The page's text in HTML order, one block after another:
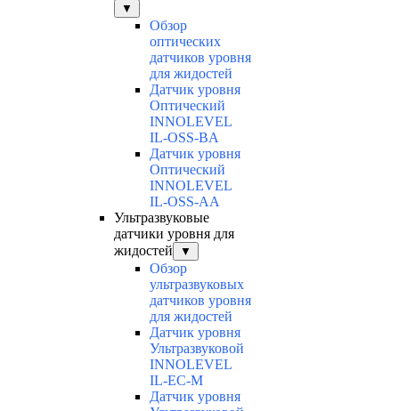
▼
Обзор
оптических
датчиков уровня
для жидостей
Датчик уровня
Оптический
INNOLEVEL
IL-OSS-BA
Датчик уровня
Оптический
INNOLEVEL
IL-OSS-AA
Ультразвуковые
датчики уровня для
жидостей
▼
Обзор
ультразвуковых
датчиков уровня
для жидостей
Датчик уровня
Ультразвуковой
INNOLEVEL
IL-EC-М
Датчик уровня